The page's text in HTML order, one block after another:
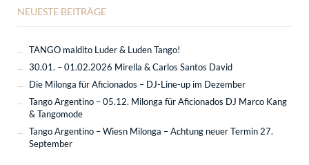
NEUESTE BEITRÄGE
TANGO maldito Luder & Luden Tango!
30.01. – 01.02.2026 Mirella & Carlos Santos David
Die Milonga für Aficionados – DJ-Line-up im Dezember
Tango Argentino – 05.12. Milonga für Aficionados DJ Marco Kang
& Tangomode
Tango Argentino – Wiesn Milonga – Achtung neuer Termin 27.
September